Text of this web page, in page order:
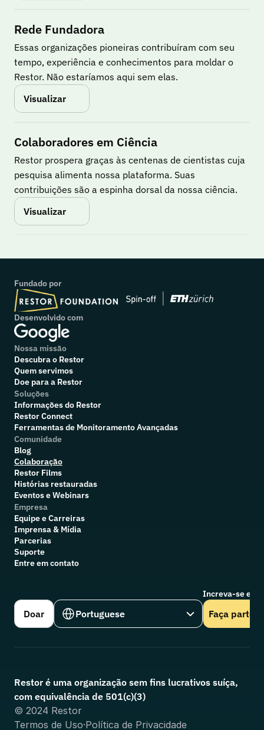
Rede Fundadora
Essas organizações pioneiras contribuíram com seu
tempo, experiência e conhecimentos para moldar o
Restor. Não estaríamos aqui sem elas.
Visualizar
Colaboradores em Ciência
Restor prospera graças às centenas de cientistas cuja
pesquisa alimenta nossa plataforma. Suas
contribuições são a espinha dorsal da nossa ciência.
Visualizar
Fundado por
Desenvolvido com
Nossa missão
Descubra o Restor
Quem servimos
Doe para a Restor
Soluções
Informações do Restor
Restor Connect
Ferramentas de Monitoramento Avançadas
Comunidade
Blog
Colaboração
Restor Films
Histórias restauradas
Eventos e Webinars
Empresa
Equipe e Carreiras
Imprensa & Mídia
Parcerias
Suporte
Entre em contato
Doar
Select Language
Portuguese
Increva-se em
Faça parte
Restor é uma organização sem fins lucrativos suíça,
com equivalência de 501(c)(3)
© 2024 Restor
Termos de Uso·Política de Privacidade